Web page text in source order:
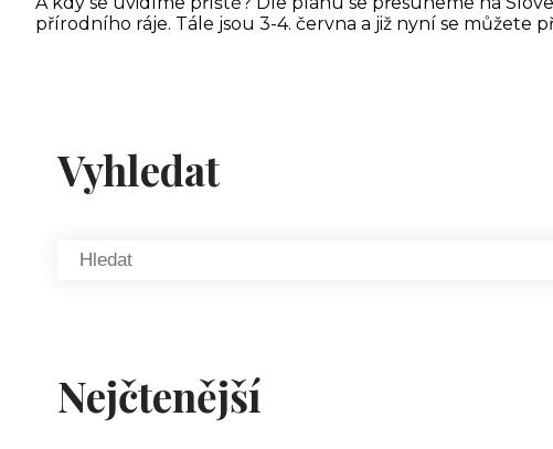
přírodního ráje. Tále jsou 3-4. června a již nyní se můžete
Vyhledat
Nejčtenější